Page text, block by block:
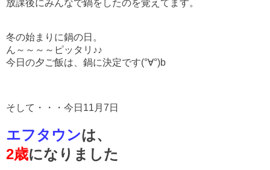
放課後にみんなで鍋をしたのを覚えてます。
冬の始まりに鍋の日。
ん～～～～ピッタリ♪♪
今日の夕ご飯は、鍋に決定です(°∀°)b
そして・・・今日11月7日
エフタウンは、
2歳になりました